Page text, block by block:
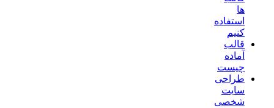
ها
استفاده
کنیم
قالب
آماده
چیست
طراحی
سایت
شخصی